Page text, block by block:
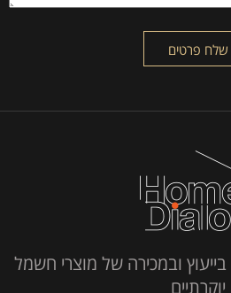
ובמכירה של מוצרי חשמל
יוקרתיים